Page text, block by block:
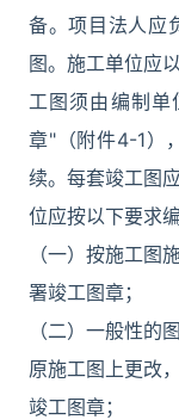
备。项目法人应
图。施工单位应
工图须由编制单
章"（附件4-1）
续。每套竣工图
位应按以下要求
（一）按施工图
署竣工图章；
（二）一般性的
原施工图上更改
竣工图章；